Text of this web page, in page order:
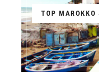
TOP MAROKKO